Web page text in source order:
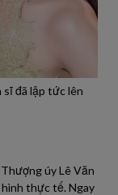
sĩ đã lập tức lên
úy Lê Văn
thực tế. Ngay